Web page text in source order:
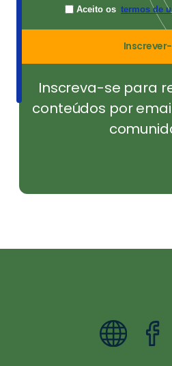
Aceito os termos de
Inscreva-se para
conteúdos por